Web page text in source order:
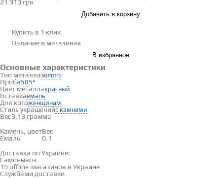
21 910 грн
Добавить в корзину
Купить в 1 клик
Наличие в магазинах
В избранное
Основные характеристики
Тип металлазолото
Проба585°
Цвет металлакрасный
Вставкаемаль
Для когоженщинам
Стиль украшенийс камнями
Вес3.13 грамма
Вставки
Камень, цветВес
Емаль
0.1
Доставка по Украине:
Самовывоз
19 offline-магазинов в Украине
Службами доставки